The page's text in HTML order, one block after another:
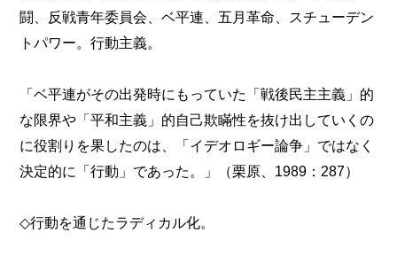
闘、反戦青年委員会、ベ平連、五月革命、スチューデン
トパワー。行動主義。
「ベ平連がその出発時にもっていた「戦後民主主義」的
な限界や「平和主義」的自己欺瞞性を抜け出していくの
に役割りを果したのは、「イデオロギー論争」ではなく
決定的に「行動」であった。」（栗原、1989：287）
◇行動を通じたラディカル化。